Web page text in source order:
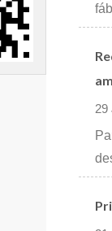
29